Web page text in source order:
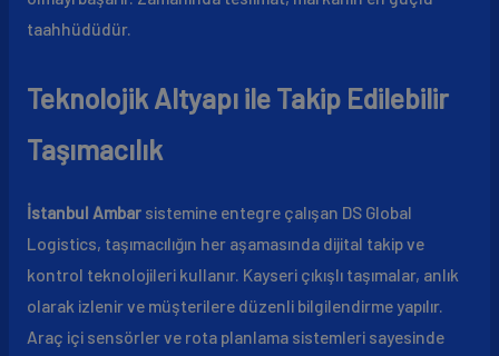
taahhüdüdür.
Teknolojik Altyapı ile Takip Edilebilir
Taşımacılık
İstanbul Ambarsistemine entegre çalışan DS Global
Logistics, taşımacılığın her aşamasında dijital takip ve
kontrol teknolojileri kullanır. Kayseri çıkışlı taşımalar, anlık
olarak izlenir ve müşterilere düzenli bilgilendirme yapılır.
Araç içi sensörler ve rota planlama sistemleri sayesinde